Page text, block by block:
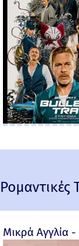
Ρομαντικές
Μικρά Αγγλία -